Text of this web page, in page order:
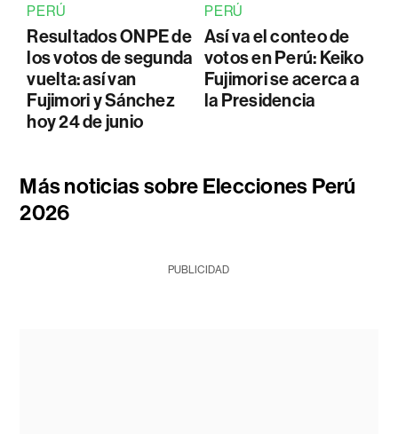
PERÚ
Resultados ONPE de
los votos de segunda
vuelta: así van
Fujimori y Sánchez
hoy 24 de junio
PERÚ
Así va el conteo de
votos en Perú: Keiko
Fujimori se acerca a
la Presidencia
Más noticias sobre Elecciones Perú
2026
PUBLICIDAD